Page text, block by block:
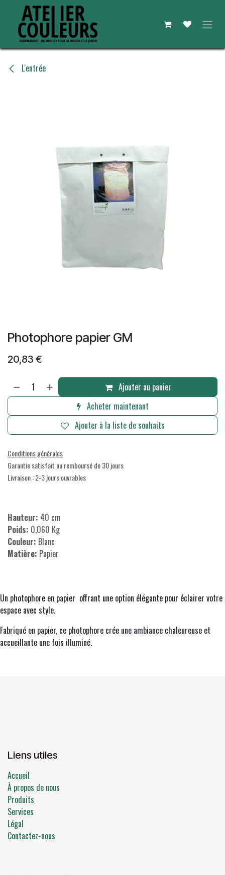
Se rendre au contenu
L'entrée
Photophore papier GM
20,83 €
Ajouter au panier
Acheter maintenant
Ajouter à la liste de souhaits
Conditions générales
Garantie satisfait ou remboursé de 30 jours
Livraison : 2-3 jours ouvrables
Hauteur: 40 cm
Poids: 0,060 Kg
Couleur: Blanc
Matière: Papier
Un photophore en papier offrant une option élégante pour éclairer votre
espace avec style.
Fabriqué en papier, ce photophore crée une ambiance chaleureuse et
accueillante une fois illuminé.
Liens utiles
Accueil
À propos de nous
Produits
Services
Légal
Contactez-nous